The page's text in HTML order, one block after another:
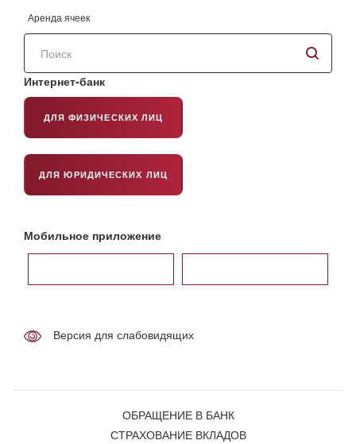
Аренда ячеек
Поиск
сайту
Интернет-банк
ДЛЯ ФИЗИЧЕСКИХ ЛИЦ
ДЛЯ ЮРИДИЧЕСКИХ ЛИЦ
Мобильное приложение
Версия для слабовидящих
ОБРАЩЕНИЕ В БАНК
СТРАХОВАНИЕ ВКЛАДОВ